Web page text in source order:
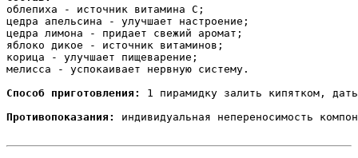
облепиха - источник витамина C;
цедра апельсина - улучшает настроение;
цедра лимона - придает свежий аромат;
яблоко дикое - источник витаминов;
корица - улучшает пищеварение;
мелисса - успокаивает нервную систему.
Способ приготовления:
1 пирамидку залить кипятком,
Противопоказания:
индивидуальная непереносимость